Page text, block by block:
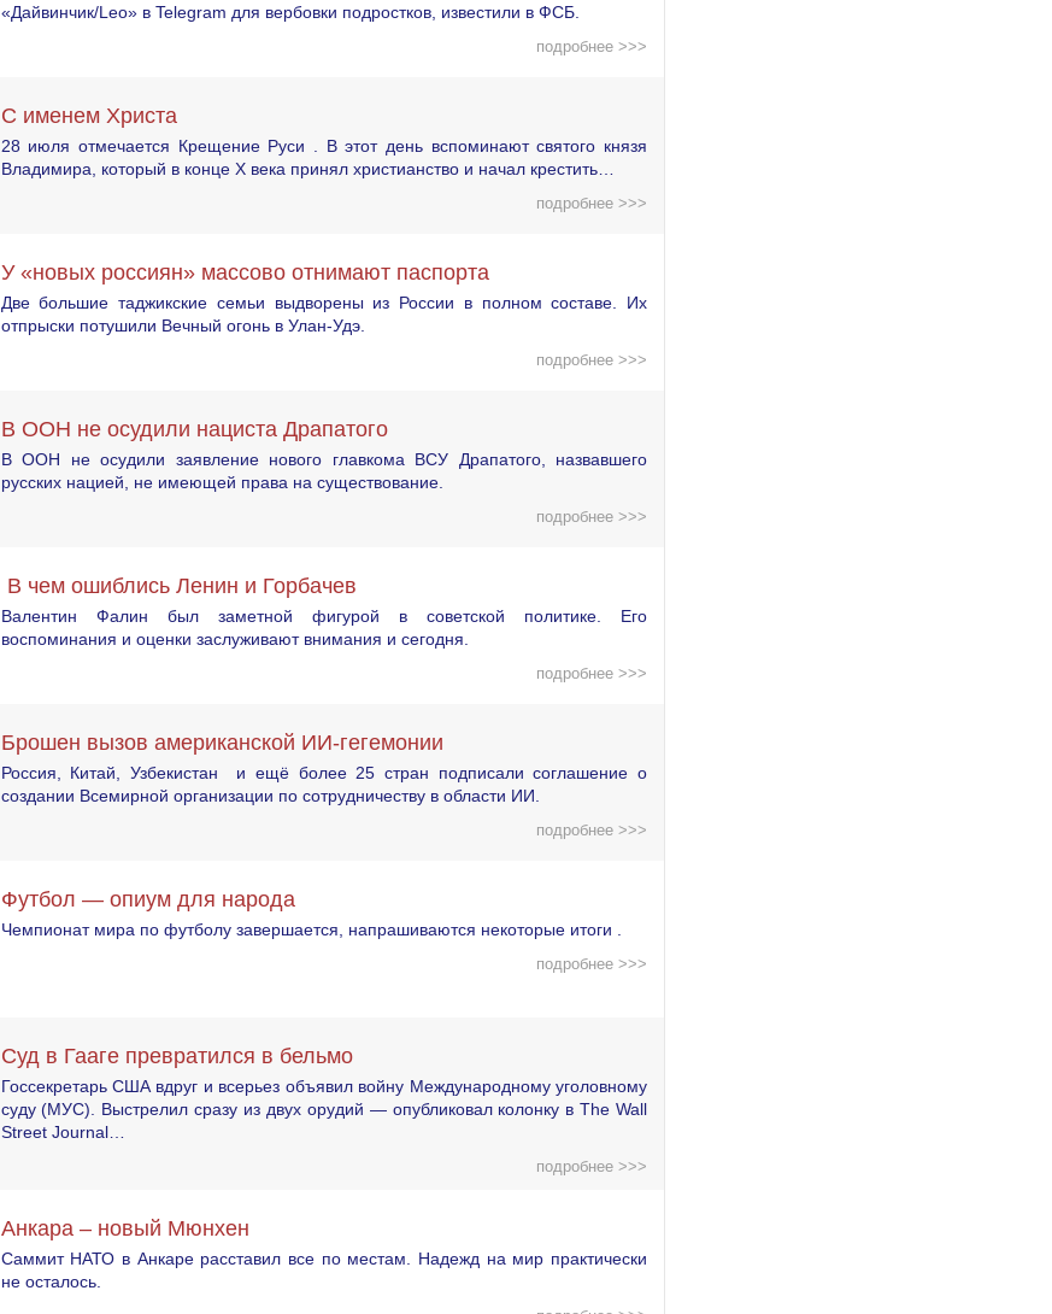
«Дайвинчик/Leo» в Telegram для вербовки подростков, известили в ФСБ.
подробнее >>>
С именем Христа
28 июля отмечается Крещение Руси . В этот день вспоминают святого князя
Владимира, который в конце X века принял христианство и начал крестить…
подробнее >>>
У «новых россиян» массово отнимают паспорта
Две большие таджикские семьи выдворены из России в полном составе. Их
отпрыски потушили Вечный огонь в Улан-Удэ.
подробнее >>>
В ООН не осудили нациста Драпатого
В ООН не осудили заявление нового главкома ВСУ Драпатого, назвавшего
русских нацией, не имеющей права на существование.
подробнее >>>
В чем ошиблись Ленин и Горбачев
Валентин Фалин был заметной фигурой в советской политике. Его
воспоминания и оценки заслуживают внимания и сегодня.
подробнее >>>
Брошен вызов американской ИИ-гегемонии
Россия, Китай, Узбекистан и ещё более 25 стран подписали соглашение о
создании Всемирной организации по сотрудничеству в области ИИ.
подробнее >>>
Футбол — опиум для народа
Чемпионат мира по футболу завершается, напрашиваются некоторые итоги .
подробнее >>>
Суд в Гааге превратился в бельмо
Госсекретарь США вдруг и всерьез объявил войну Международному уголовному
суду (МУС). Выстрелил сразу из двух орудий — опубликовал колонку в The Wall
Street Journal…
подробнее >>>
Анкара – новый Мюнхен
Саммит НАТО в Анкаре расставил все по местам. Надежд на мир практически
не осталось.